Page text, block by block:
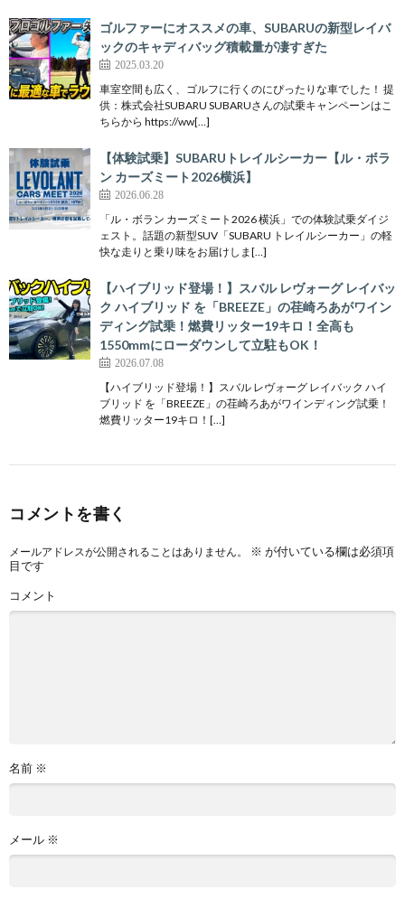
ゴルファーにオススメの車、SUBARUの新型レイバ
ックのキャディバッグ積載量が凄すぎた
2025.03.20
車室空間も広く、ゴルフに行くのにぴったりな車でした！ 提
供：株式会社SUBARU SUBARUさんの試乗キャンペーンはこ
ちらから https://ww[…]
【体験試乗】SUBARUトレイルシーカー【ル・ボラ
ン カーズミート2026横浜】
2026.06.28
「ル・ボラン カーズミート2026 横浜」での体験試乗ダイジ
ェスト。話題の新型SUV「SUBARU トレイルシーカー」の軽
快な走りと乗り味をお届けしま[…]
【ハイブリッド登場！】スバル レヴォーグ レイバッ
ク ハイブリッド を「BREEZE」の荏崎ろあがワイン
ディング試乗！燃費リッター19キロ！全高も
1550mmにローダウンして立駐もOK！
2026.07.08
【ハイブリッド登場！】スバル レヴォーグ レイバック ハイ
ブリッド を「BREEZE」の荏崎ろあがワインディング試乗！
燃費リッター19キロ！[…]
コメントを書く
メールアドレスが公開されることはありません。 ※ が付いている欄は必須項
目です
コメント
名前 ※
メール ※